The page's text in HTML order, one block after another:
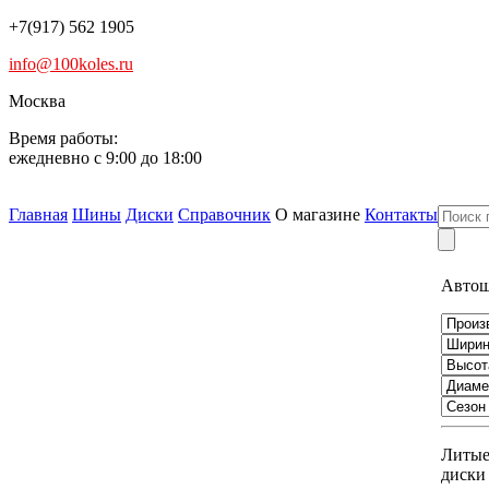
+7(917) 562 1905
info@100koles.ru
Москва
Время работы:
ежедневно с 9:00 до 18:00
Главная Шины Диски Справочник О магазине Контакты
Литые
диски